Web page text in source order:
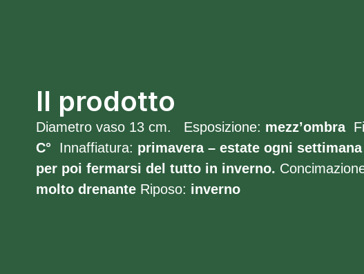
Il prodotto
Diametro vaso 13 cm. Esposizione: mezz’ombra
C°
Innaffiatura: primavera – estate ogni
per poi fermarsi del tutto in inverno.
molto drenante Riposo: inverno